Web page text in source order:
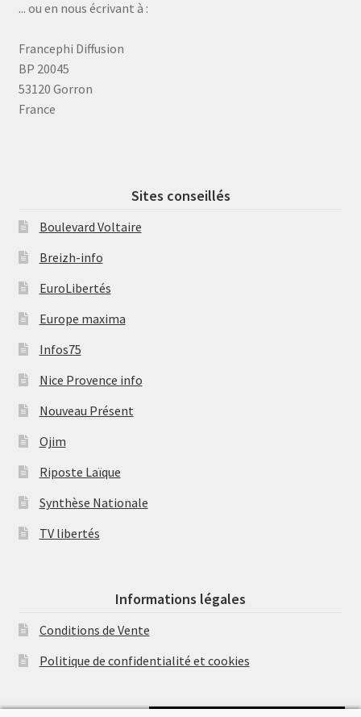
... ou en nous écrivant à :
Francephi Diffusion
BP 20045
53120 Gorron
France
Sites conseillés
Boulevard Voltaire
Breizh-info
EuroLibertés
Europe maxima
Infos75
Nice Provence info
Nouveau Présent
Ojim
Riposte Laïque
Synthèse Nationale
TV libertés
Informations légales
Conditions de Vente
Politique de confidentialité et cookies